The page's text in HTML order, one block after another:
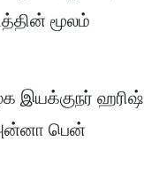
மூலம்
இயக்குநர் ஹரிஷ்
அன்னா பென்